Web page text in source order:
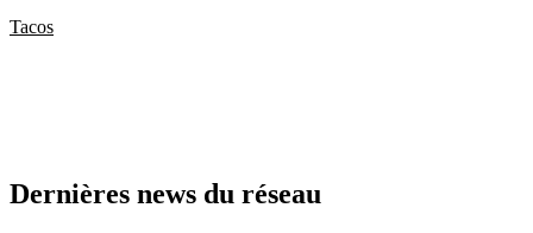
Tacos
Dernières news du réseau